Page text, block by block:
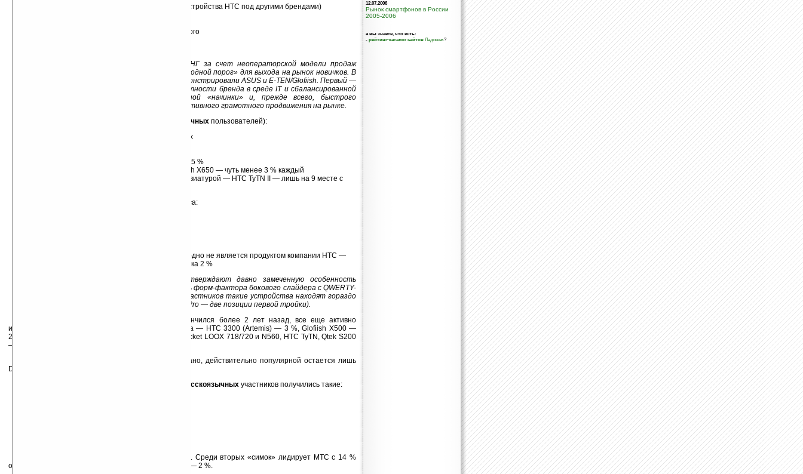
HTC — 46 % (43 % — собственно HTC + 3 % устройства HTC под другими брендами)
Nokia, Samsung, Fujitsu-Siemens — 3 % у каждого
Комментарий эксперта: в России и СНГ за счет неоператорской модели продаж
конкуренция среди брендов выше, но ниже «входной порог» для выхода на рынок новичков. В
последнее время очень хорошую динамику демонстрировали ASUS и E-TEN/Glofiish. Первый —
за счет высокого качества устройств, известности бренда в среде IT и сбалансированной
продуктовой линейки (в частности, мощной «начинки» и, прежде всего, быстрого
процессора). Второй — за счет крайне эффективного грамотного продвижения на рынке.
русскоязычных пользователей):
HTC Diamond P3700 — почти 5 % опрошенных
HTC Touch P3450 и HTC 3300 (Artemis) — по 3,5 %
HTC Touch Cruise P3650, Glofiish X500+, Glofiish X650 — чуть менее 3 % каждый
Самой популярное устройство с QWERTY-клавиатурой — HTC TyTN II — лишь на 9 месте с
участников опроса:
В первой десятке «хитовых» устройств лишь одно не является продуктом компании HTC —
Dell Axim X51v — 7 место с результатом порядка 2 %
Комментарий эксперта: данные подтверждают давно замеченную особенность
русскоязычного рынка — низкую популярность форм-фактора бокового слайдера с QWERTY-
клавиатурой. Как видим, среди зарубежных участников такие устройства находят гораздо
больше поклонников (HTC TyTN II и HTC Touch Pro — две позиции первой тройки).
Из «старых» моделей, выпуск которых закончился более 2 лет назад, все еще активно
используются
участниками опроса — HTC 3300 (Artemis) — 3 %, Glofiish X500 —
2 %, Dell Axim X51v, E-TEN M600, Fujitsu-Siemens Pocket LOOX 718/720 и N560, HTC TyTN, Qtek S200
— более 1 % каждый.
опрошенных, как уже было сказано, действительно популярной остается лишь
Dell Axim X51v — 2 % опрошенных.
русскоязычных участников получились такие:
45 % опрошенных используют две SIM-карты. Среди вторых «симок» лидирует МТС с 14 %
опрошенных, Билайн с 12 %, Мегафон — 9 %, Теле2 — 2 %.
12.07.2006
Рынок смартфонов в России
2005-2006
а вы знаете, что есть:
- рейтинг-каталог сайтов Ладошек?